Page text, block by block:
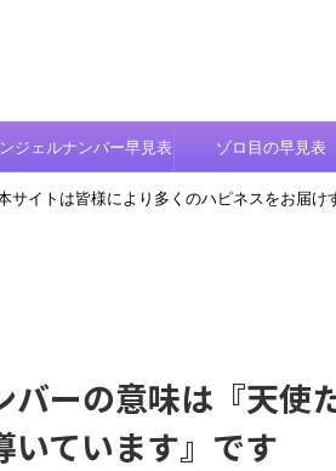
ジェルナンバー早見表 ゾロ目の早見表
サイトは皆様により多くのハピネスをお届け
バーの意味は『天使
いています』です